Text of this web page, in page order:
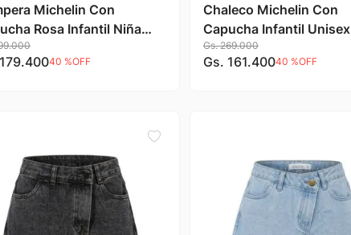
Michelin Con
Rosa Infantil Niña
Kids
.000
179.40040 %OFF
Chaleco Michelin Con
Capucha Infantil Unisex
Stitches Kids
Gs. 269.000
Gs. 161.40040 %OFF